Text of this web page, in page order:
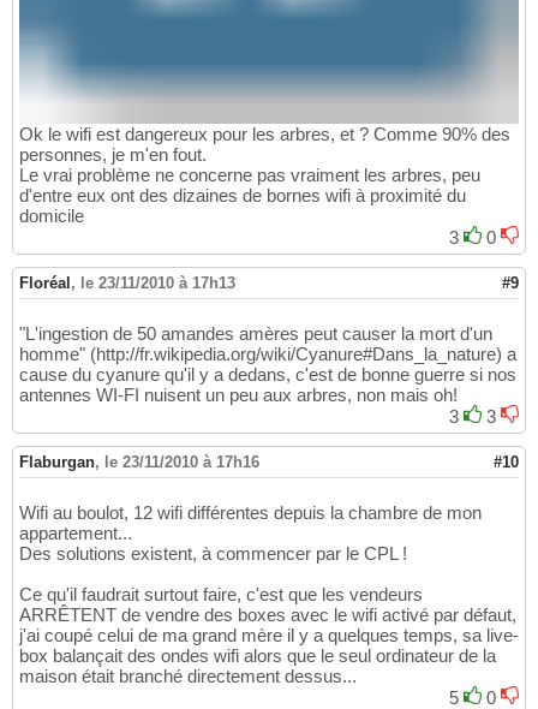
Ok le wifi est dangereux pour les arbres, et ? Comme 90% des
personnes, je m'en fout.
Le vrai problème ne concerne pas vraiment les arbres, peu
d'entre eux ont des dizaines de bornes wifi à proximité du
domicile
3
0
Floréal , le 23/11/2010 à 17h13 #9
"L'ingestion de 50 amandes amères peut causer la mort d'un
homme" (http://fr.wikipedia.org/wiki/Cyanure#Dans_la_nature) a
cause du cyanure qu'il y a dedans, c'est de bonne guerre si nos
antennes WI-FI nuisent un peu aux arbres, non mais oh!
3
3
Flaburgan, le 23/11/2010 à 17h16 #10
Wifi au boulot, 12 wifi différentes depuis la chambre de mon
appartement...
Des solutions existent, à commencer par le CPL !
Ce qu'il faudrait surtout faire, c'est que les vendeurs
ARRÊTENT de vendre des boxes avec le wifi activé par défaut,
j'ai coupé celui de ma grand mère il y a quelques temps, sa live-
box balançait des ondes wifi alors que le seul ordinateur de la
maison était branché directement dessus...
5
0